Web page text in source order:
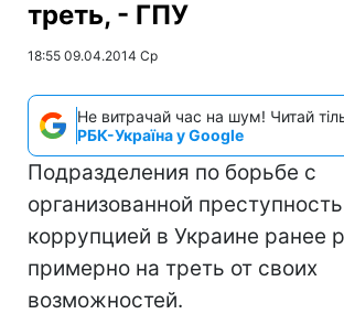
треть, - ГПУ
18:55 09.04.2014 Ср
Не витрачай час на шум! Читай
РБК-Україна у Google
Подразделения по борьбе с
организованной
коррупцией в Украине ранее
примерно на треть от своих
возможностей.